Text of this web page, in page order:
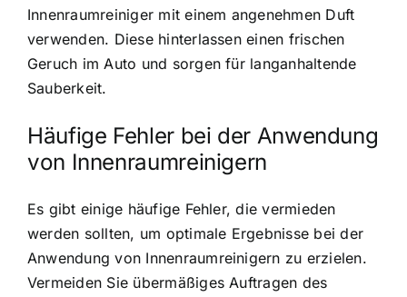
Innenraumreiniger mit einem angenehmen Duft
verwenden. Diese hinterlassen einen frischen
Geruch im Auto und sorgen für langanhaltende
Sauberkeit.
Häufige Fehler bei der Anwendung
von Innenraumreinigern
Es gibt einige häufige Fehler, die vermieden
werden sollten, um optimale Ergebnisse bei der
Anwendung von Innenraumreinigern zu erzielen.
Vermeiden Sie übermäßiges Auftragen des